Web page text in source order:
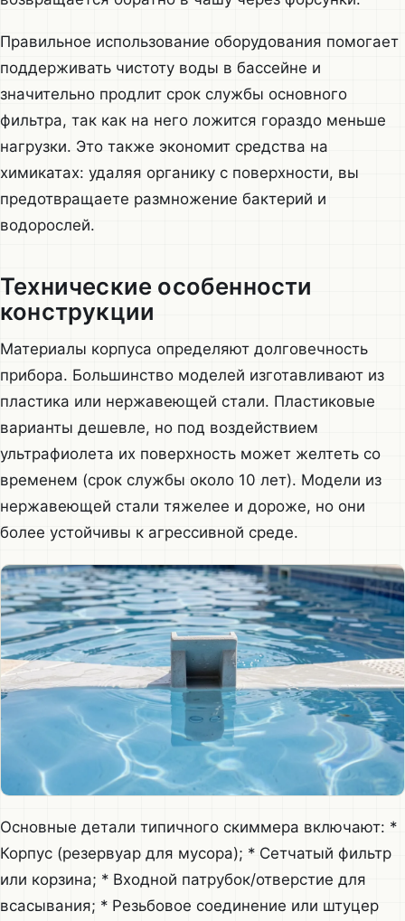
Правильное использование оборудования помогает
поддерживать чистоту воды в бассейне и
значительно продлит срок службы основного
фильтра, так как на него ложится гораздо меньше
нагрузки. Это также экономит средства на
химикатах: удаляя органику с поверхности, вы
предотвращаете размножение бактерий и
водорослей.
Технические особенности
конструкции
Материалы корпуса определяют долговечность
прибора. Большинство моделей изготавливают из
пластика или нержавеющей стали. Пластиковые
варианты дешевле, но под воздействием
ультрафиолета их поверхность может желтеть со
временем (срок службы около 10 лет). Модели из
нержавеющей стали тяжелее и дороже, но они
более устойчивы к агрессивной среде.
Основные детали типичного скиммера включают: *
Корпус (резервуар для мусора); * Сетчатый фильтр
или корзина; * Входной патрубок/отверстие для
всасывания; * Резьбовое соединение или штуцер